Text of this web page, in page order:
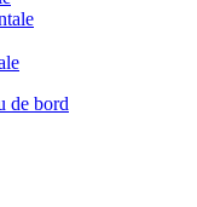
de bord